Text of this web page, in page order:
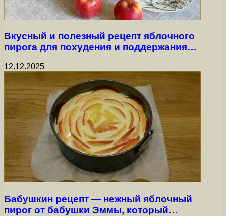
Вкусный и полезный рецепт яблочного
пирога для похудения и поддержания…
12.12.2025
Бабушкин рецепт — нежный яблочный
пирог от бабушки Эммы, который…